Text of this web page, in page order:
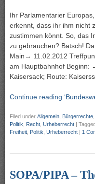
Ihr Parlamentarier
erkennt, dass ihr ihm nicht
zustimmen könnt. So, das
zu gebrauchen? Batsch!
Main→ 11.02.2012
am Hauptbahnhof
Kaisersack; Route:
Continue reading
Filed under Allgemein, Bürgerrechte,
Politik, Recht, Urheberrecht Tagged
Freiheit, Politik, Urheberrecht 1
SOPA/PIPA –